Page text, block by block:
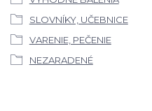
SLOVNÍKY, UČEBNICE
VARENIE, PEČENIE
NEZARADENÉ